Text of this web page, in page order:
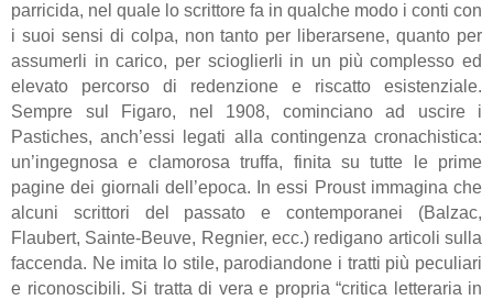
parricida, nel quale lo scrittore fa in qualche modo i conti con
i suoi sensi di colpa, non tanto per liberarsene, quanto per
assumerli in carico, per scioglierli in un più complesso ed
elevato percorso di redenzione e riscatto esistenziale.
Sempre sul Figaro, nel 1908, cominciano ad uscire i
Pastiches, anch’essi legati alla contingenza cronachistica:
un’ingegnosa e clamorosa truffa, finita su tutte le prime
pagine dei giornali dell’epoca. In essi Proust immagina che
alcuni scrittori del passato e contemporanei (Balzac,
Flaubert, Sainte-Beuve, Regnier, ecc.) redigano articoli sulla
faccenda. Ne imita lo stile, parodiandone i tratti più peculiari
e riconoscibili. Si tratta di vera e propria “critica letteraria in